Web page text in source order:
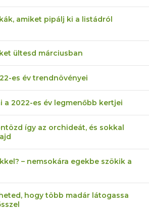
amiket pipálj ki a listádról
ültesd márciusban
es év trendnövényei
a 2022-es év legmenőbb kertjei
így az orchideát, és sokkal
– nemsokára egekbe szökik a
hogy több madár látogassa